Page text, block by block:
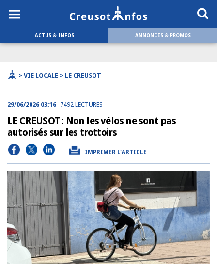
ACTUS & INFOS ANNONCES & PROMOS
> VIE LOCALE > LE CREUSOT
29/06/2026 03:16 7492 LECTURES
LE CREUSOT : Non les vélos ne sont pas
autorisés sur les trottoirs
IMPRIMER L'ARTICLE